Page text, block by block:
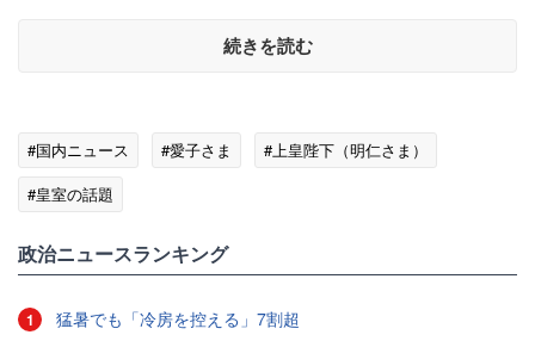
続きを読む
#国内ニュース #愛子さま
#上皇陛下（明仁さま）
#皇室の話題
政治ニュースランキング
1 猛暑でも「冷房を控える」7割超